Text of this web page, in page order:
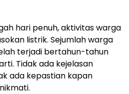
hari penuh, aktivitas warga
listrik. Sejumlah warga
terjadi bertahun-tahun
Tidak ada kejelasan
ada kepastian kapan